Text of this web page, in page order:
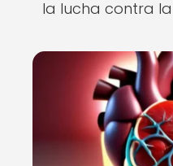
la lucha contra